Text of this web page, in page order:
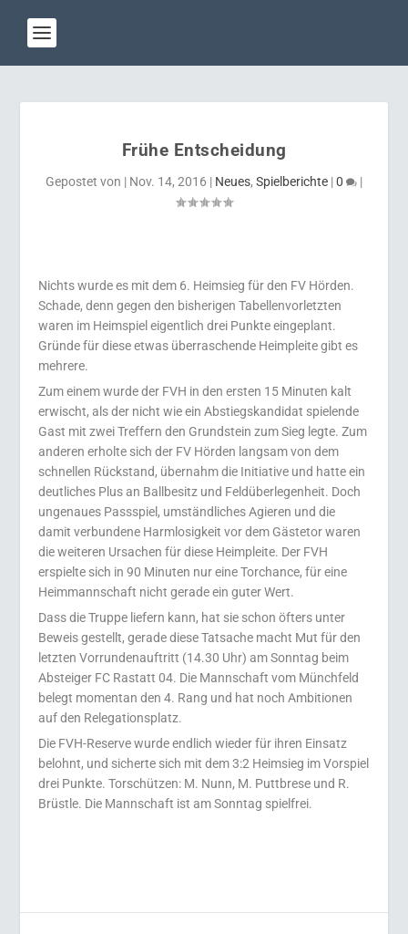
Frühe Entscheidung
Gepostet von | Nov. 14, 2016 | Neues, Spielberichte |0 |
Nichts wurde es mit dem 6. Heimsieg für den FV Hörden.
Schade, denn gegen den bisherigen Tabellenvorletzten
waren im Heimspiel eigentlich drei Punkte eingeplant.
Gründe für diese etwas überraschende Heimpleite gibt es
mehrere.
Zum einem wurde der FVH in den ersten 15 Minuten kalt
erwischt, als der nicht wie ein Abstiegskandidat spielende
Gast mit zwei Treffern den Grundstein zum Sieg legte. Zum
anderen erholte sich der FV Hörden langsam von dem
schnellen Rückstand, übernahm die Initiative und hatte ein
deutliches Plus an Ballbesitz und Feldüberlegenheit. Doch
ungenaues Passspiel, umständliches Agieren und die
damit verbundene Harmlosigkeit vor dem Gästetor waren
die weiteren Ursachen für diese Heimpleite. Der FVH
erspielte sich in 90 Minuten nur eine Torchance, für eine
Heimmannschaft nicht gerade ein guter Wert.
Dass die Truppe liefern kann, hat sie schon öfters unter
Beweis gestellt, gerade diese Tatsache macht Mut für den
letzten Vorrundenauftritt (14.30 Uhr) am Sonntag beim
Absteiger FC Rastatt 04. Die Mannschaft vom Münchfeld
belegt momentan den 4. Rang und hat noch Ambitionen
auf den Relegationsplatz.
Die FVH-Reserve wurde endlich wieder für ihren Einsatz
belohnt, und sicherte sich mit dem 3:2 Heimsieg im Vorspiel
drei Punkte. Torschützen: M. Nunn, M. Puttbrese und R.
Brüstle. Die Mannschaft ist am Sonntag spielfrei.